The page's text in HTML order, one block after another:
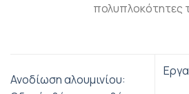
πολυπλοκότητες
Ανοδίωση αλουμινίου: